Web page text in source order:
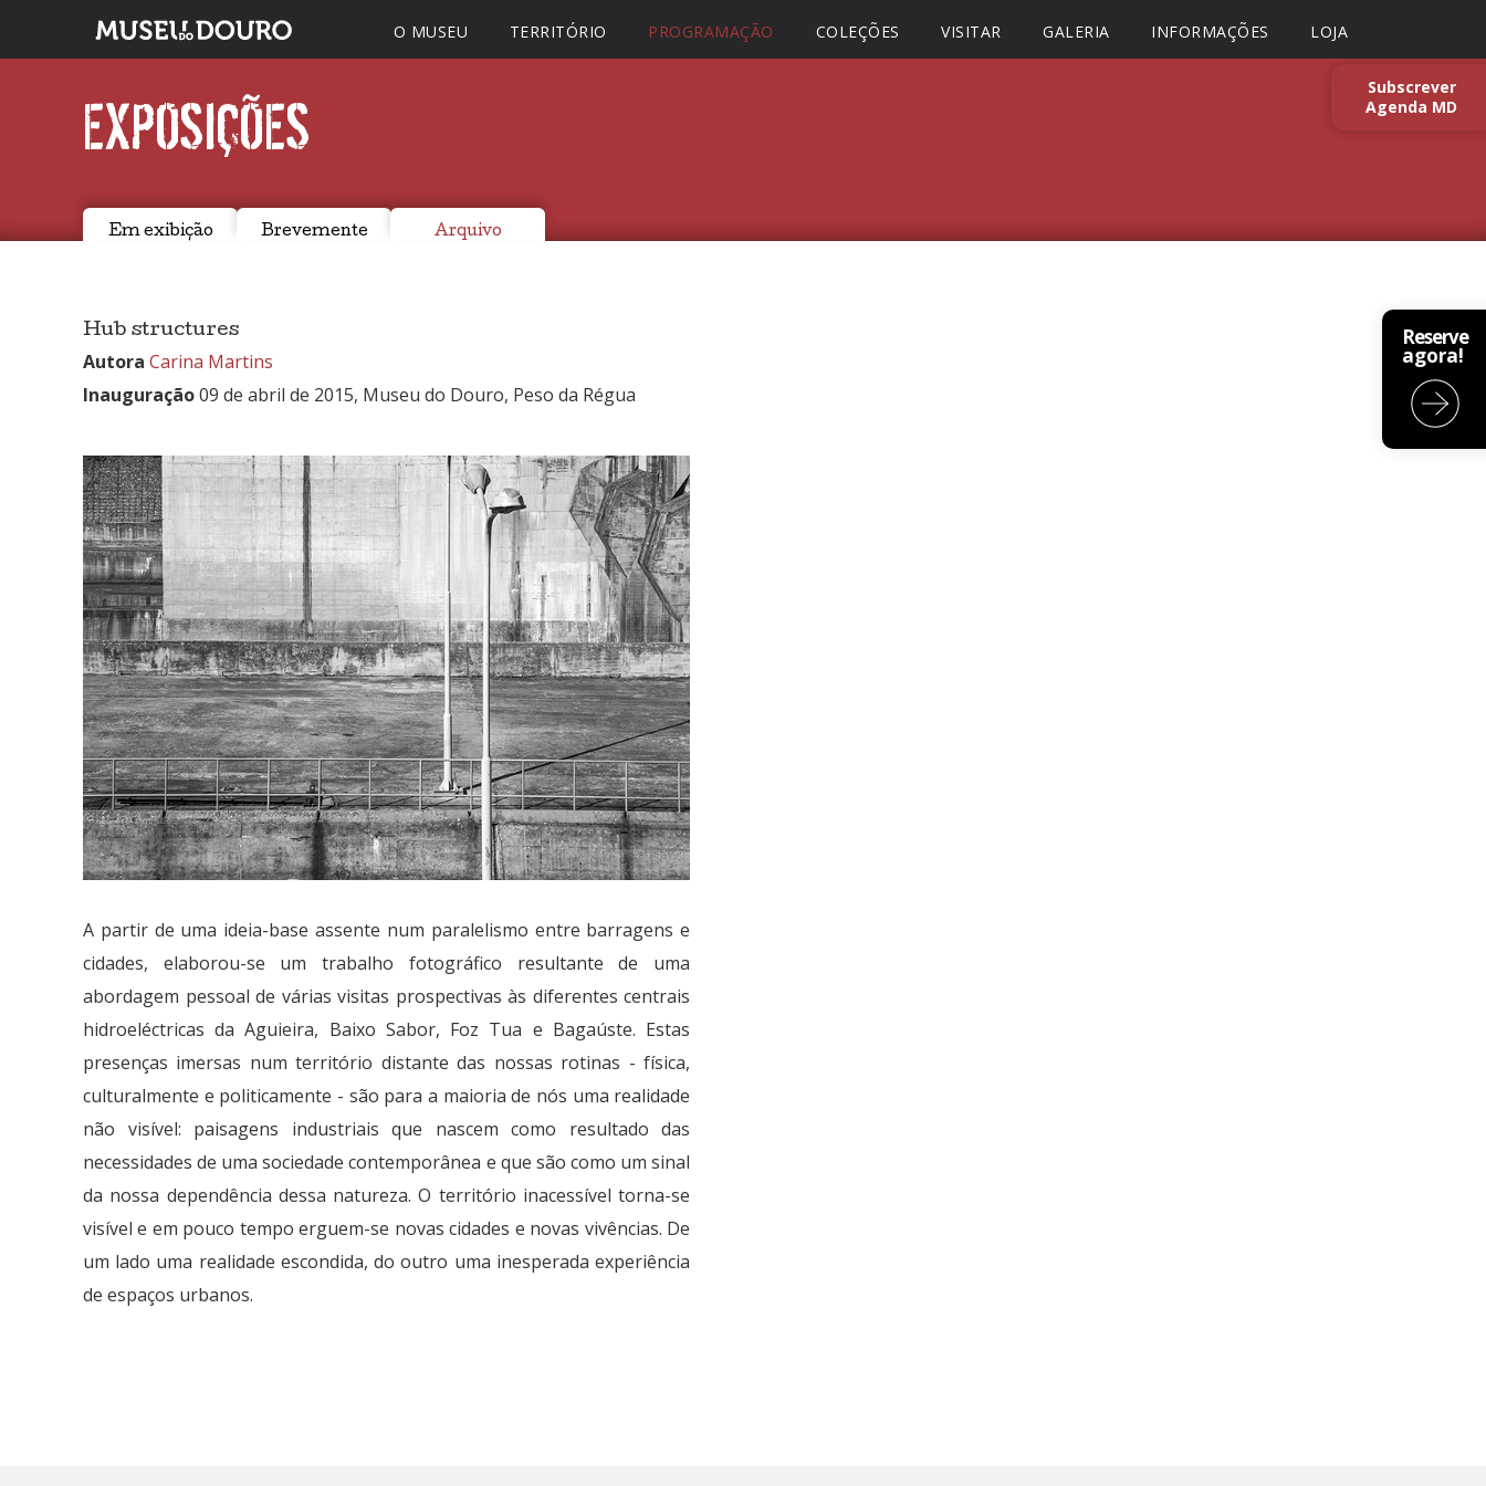
Reserve
agora!
O MUSEU TERRITÓRIO PROGRAMAÇÃO COLEÇÕES VISITAR GALERIA INFORMAÇÕES LOJA
Subscrever
Agenda MD
EXPOSIÇÕES
Em exibição Brevemente Arquivo
Hub structures
Autora Carina Martins
Inauguração09 de abril de 2015, Museu do Douro, Peso da Régua
A partir de uma ideia-base assente num paralelismo entre barragens e
cidades, elaborou-se um trabalho fotográfico resultante de uma
abordagem pessoal de várias visitas prospectivas às diferentes centrais
hidroeléctricas da Aguieira, Baixo Sabor, Foz Tua e Bagaúste. Estas
presenças imersas num território distante das nossas rotinas - física,
culturalmente e politicamente - são para a maioria de nós uma realidade
não visível: paisagens industriais que nascem como resultado das
necessidades de uma sociedade contemporânea e que são como um sinal
da nossa dependência dessa natureza. O território inacessível torna-se
visível e em pouco tempo erguem-se novas cidades e novas vivências. De
um lado uma realidade escondida, do outro uma inesperada experiência
de espaços urbanos.